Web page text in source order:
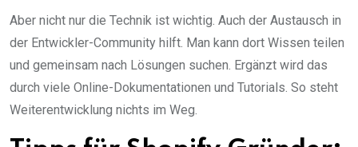
Aber nicht nur die Technik ist wichtig. Auch der Austausch in
der Entwickler-Community hilft. Man kann dort Wissen teilen
und gemeinsam nach Lösungen suchen. Ergänzt wird das
durch viele Online-Dokumentationen und Tutorials. So steht
Weiterentwicklung nichts im Weg.